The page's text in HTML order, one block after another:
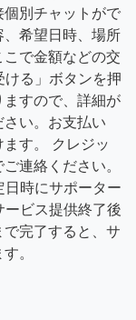
個別チャットがで
、希望日時、場所
で金額などの交
る」ボタンを押
ますので、詳細が
い。お支払い
す。 クレジッ
連絡ください。
日時にサポーター
ービス提供終了後
完了すると、サ
。